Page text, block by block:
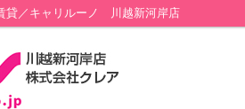
貸／キャリルーノ 川越新河岸店